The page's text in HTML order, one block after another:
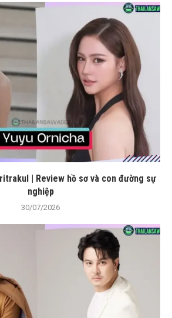
| Review hồ sơ và con đường sự
nghiệp
30/07/2026